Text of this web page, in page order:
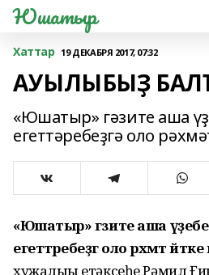
Юшатыр
Хаттар 19 ДЕКАБРЯ 2017, 07:32
АУЫЛЫБЫҘ
«Юшатыр» гәзите аша
егеттәребеҙгә оло
«Юшатыр» гәзите аша
егеттәребеҙгә оло рәхмәт әйтке
хужалығы етәксеһе Рәмил